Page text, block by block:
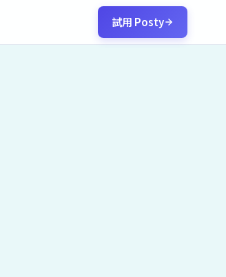
試用 Posty